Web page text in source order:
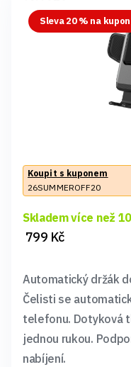
Sleva 20 % na kupon
Koupit s kuponem
26SUMMEROFF20
Skladem více než
799 Kč
Automatický držák
Čelisti se
telefonu. Dotyková
jednou rukou.
nabíjení.